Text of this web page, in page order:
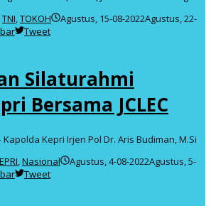
TNI,TOKOH Agustus, 15-08-2022Agustus, 22-
Tweet
Silaturahmi
Bersama JCLEC
Kapolda Kepri Irjen Pol Dr. Aris Budiman, M.Si
Nasional Agustus, 4-08-2022Agustus, 5-
Tweet